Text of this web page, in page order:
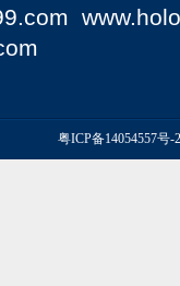
粤ICP备14054557号-2